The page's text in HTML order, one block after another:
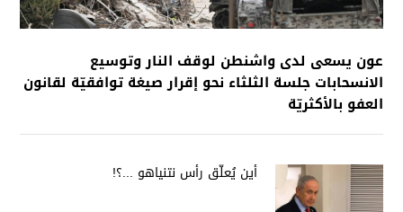
عون يسعى لدى واشنطن لوقف النار وتوسيع
الانسحابات جلسة الثلثاء نحو إقرار صيغة توافقيّة لقانون
العفو بالأكثريّة
أين يُعلّق رأس نتنياهو ...؟!